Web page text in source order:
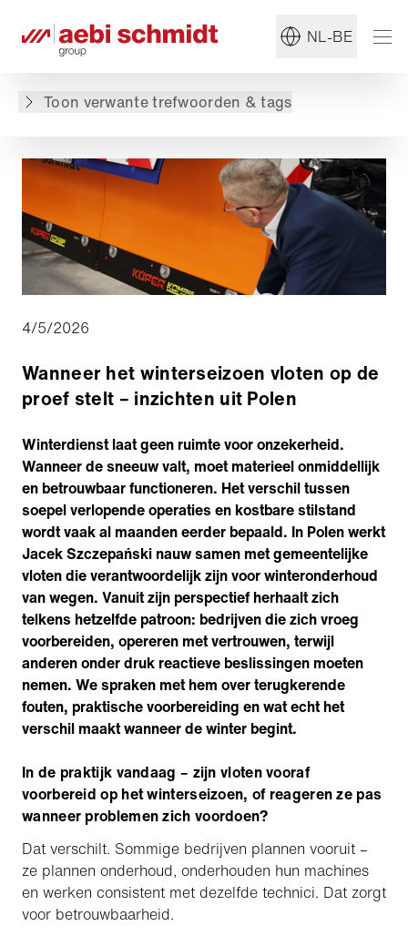
NL-BE
Toon verwante trefwoorden & tags
#Veegmachine
4/5/2026
Wanneer het winterseizoen vloten op de
proef stelt – inzichten uit Polen
Winterdienst laat geen ruimte voor onzekerheid.
Wanneer de sneeuw valt, moet materieel onmiddellijk
en betrouwbaar functioneren. Het verschil tussen
soepel verlopende operaties en kostbare stilstand
wordt vaak al maanden eerder bepaald. In Polen werkt
Jacek Szczepański nauw samen met gemeentelijke
vloten die verantwoordelijk zijn voor winteronderhoud
van wegen. Vanuit zijn perspectief herhaalt zich
telkens hetzelfde patroon: bedrijven die zich vroeg
voorbereiden, opereren met vertrouwen, terwijl
anderen onder druk reactieve beslissingen moeten
nemen. We spraken met hem over terugkerende
fouten, praktische voorbereiding en wat echt het
verschil maakt wanneer de winter begint.
In de praktijk vandaag – zijn vloten vooraf
voorbereid op het winterseizoen, of reageren ze pas
wanneer problemen zich voordoen?
Dat verschilt. Sommige bedrijven plannen vooruit –
ze plannen onderhoud, onderhouden hun machines
en werken consistent met dezelfde technici. Dat zorgt
voor betrouwbaarheid.